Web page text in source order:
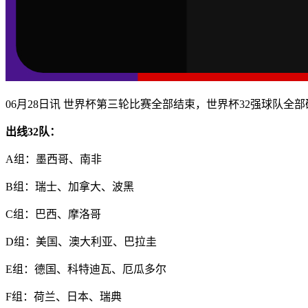
06月28日讯 世界杯第三轮比赛全部结束，世界杯32强球队全
出线32队：
A组：墨西哥、南非
B组：瑞士、加拿大、波黑
C组：巴西、摩洛哥
D组：美国、澳大利亚、巴拉圭
E组：德国、科特迪瓦、厄瓜多尔
F组：荷兰、日本、瑞典